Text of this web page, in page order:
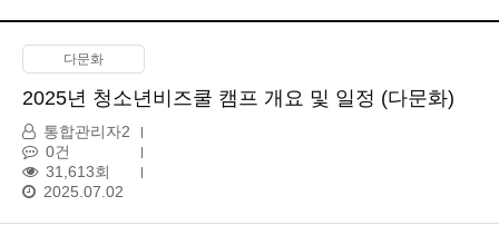
다문화
2025년 청소년비즈쿨 캠프 개요 및 일정 (다문화)
통합관리자2
0건
31,613회
2025.07.02